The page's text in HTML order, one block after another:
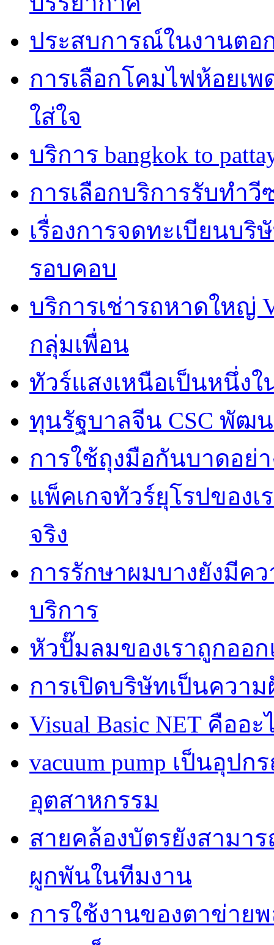
ประสบการณ์ในงานตอ
การเลือกโคมไฟห้อยเ
ใส่ใจ
บริการ bangkok to
การเลือกบริการรับทำ
เรื่องการจดทะเบียนบ
รอบคอบ
บริการเช่ารถหาดใหญ่
กลุ่มเพื่อน
ทัวร์แสงเหนือเป็นหนึ่ง
ทุนรัฐบาลจีน CSC พัฒ
การใช้ถุงมือกันบาดอย่
แพ็คเกจทัวร์ยุโรปของ
จริง
การรักษาผมบางยังมีค
บริการ
หัวปั๊มลมของเราถูกออ
การเปิดบริษัทเป็นควา
Visual Basic NET คืออะ
vacuum pump เป็นอุ
อุตสาหกรรม
สายคล้องบัตรยังสามา
ผูกพันในทีมงาน
การใช้งานของตาข่าย